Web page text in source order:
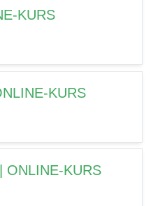
KURS
KURS
| ONLINE-KURS